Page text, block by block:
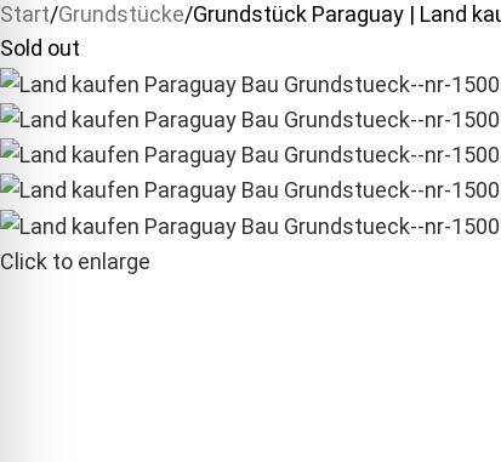
Start Grundstücke Grundstück Paraguay | Land
Sold out
Click to enlarge